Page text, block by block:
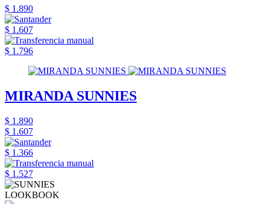
$ 1.890
$ 1.607
$ 1.796
MIRANDA SUNNIES
$ 1.890
$ 1.607
$ 1.366
$ 1.527
LOOKBOOK